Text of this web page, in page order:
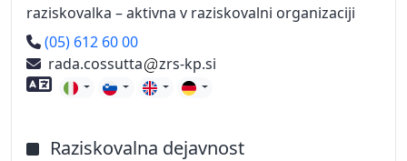
raziskovalka – aktivna v raziskovalni organizaciji
Telefon
(05) 612 60 00
rada.cossutta
zrs-kp.si
Znanje tujih jezikov
Raziskovalna dejavnost